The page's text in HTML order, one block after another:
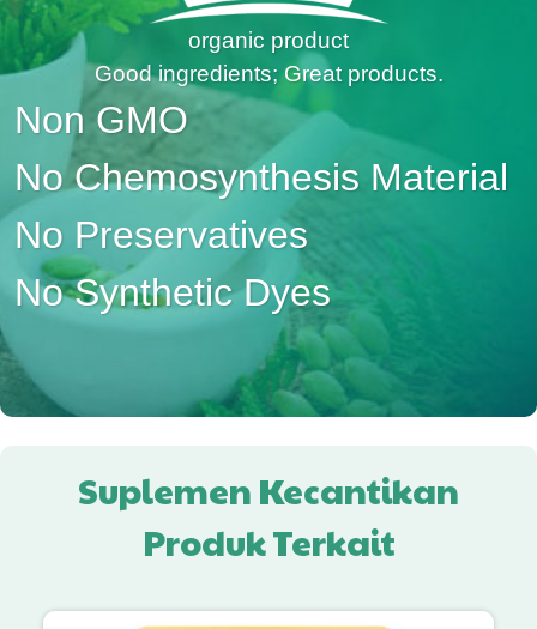
organic product
Good ingredients; Great products.
Non GMO
No Chemosynthesis Material
No Preservatives
No Synthetic Dyes
Suplemen Kecantikan
Produk Terkait